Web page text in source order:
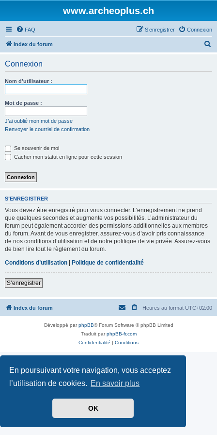
En poursuivant votre navigation, vous acceptez
l’utilisation de cookies. En savoir plus
OK
www.archeoplus.ch
FAQ Connexion
S’enregistrer
Index du forum
Connexion
Nom d’utilisateur :
Mot de passe :
J’ai oublié mon mot de passe
Renvoyer le courriel de confirmation
Se souvenir de moi
Cacher mon statut en ligne pour cette session
S’ENREGISTRER
Vous devez être enregistré pour vous connecter. L’enregistrement ne prend
que quelques secondes et augmente vos possibilités. L’administrateur du
forum peut également accorder des permissions additionnelles aux membres
du forum. Avant de vous enregistrer, assurez-vous d’avoir pris connaissance
de nos conditions d’utilisation et de notre politique de vie privée. Assurez-vous
de bien lire tout le règlement du forum.
Conditions d’utilisation | Politique de confidentialité
S’enregistrer
Index du forum Heures au format UTC+02:00
Développé parphpBB® Forum Software © phpBB Limited
Traduit parphpBB-fr.com
Confidentialité | Conditions